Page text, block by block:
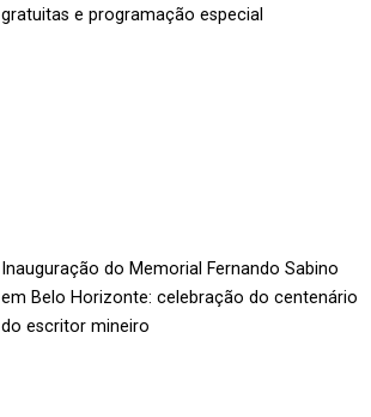
gratuitas e programação especial
Inauguração do Memorial Fernando Sabino
em Belo Horizonte: celebração do centenário
do escritor mineiro